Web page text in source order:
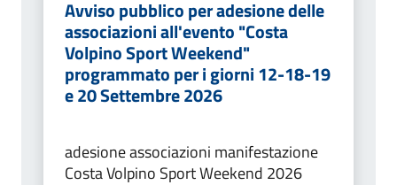
Avviso pubblico per adesione delle
associazioni all'evento "Costa
Volpino Sport Weekend"
programmato per i giorni 12-18-19
e 20 Settembre 2026
adesione associazioni manifestazione
Costa Volpino Sport Weekend 2026